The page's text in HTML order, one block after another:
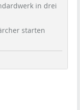
in drei
starten